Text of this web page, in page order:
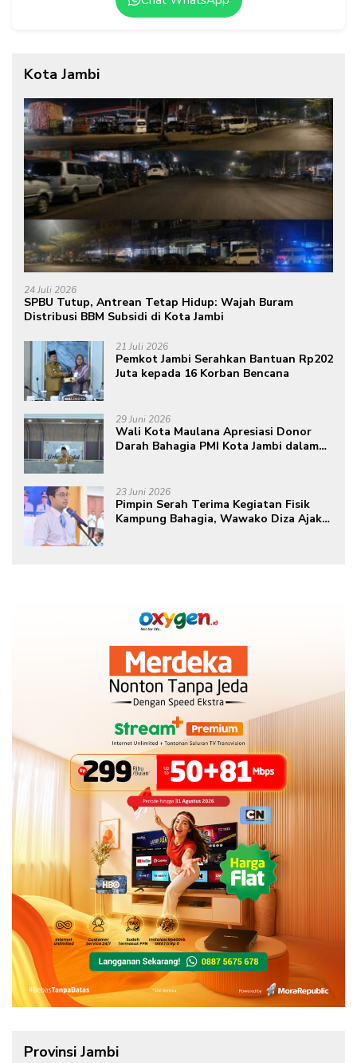
Kota Jambi
24 Juli 2026
SPBU Tutup, Antrean Tetap Hidup: Wajah Buram
Distribusi BBM Subsidi di Kota Jambi
21 Juli 2026
Pemkot Jambi Serahkan Bantuan Rp202
Juta kepada 16 Korban Bencana
29 Juni 2026
Wali Kota Maulana Apresiasi Donor
Darah Bahagia PMI Kota Jambi dalam
23 Juni 2026
Pimpin Serah Terima Kegiatan Fisik
Kampung Bahagia, Wawako Diza Ajak
Provinsi Jambi